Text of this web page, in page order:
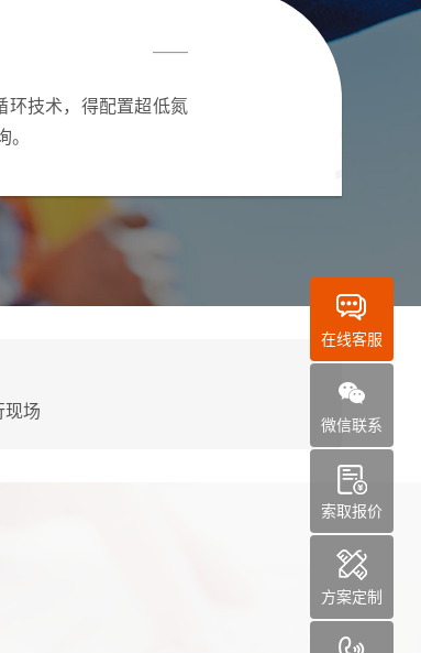
在线客服
微信联系
索取报价
方案定制
——
环技术，得配置超低氮
场